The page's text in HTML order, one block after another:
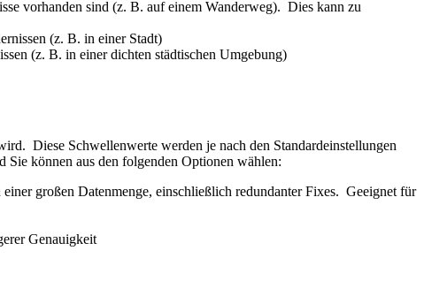
vorhanden sind (z. B. auf einem Wanderweg). Dies kann zu
(z. B. in einer Stadt)
(z. B. in einer dichten städtischen Umgebung)
Diese Schwellenwerte werden je nach den Standardeinstellungen
können aus den folgenden Optionen wählen:
großen Datenmenge, einschließlich redundanter Fixes. Geeignet für
Genauigkeit